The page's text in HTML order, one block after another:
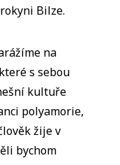
Bilze.
na
s sebou
kultuře
polyamorie,
žije v
bychom